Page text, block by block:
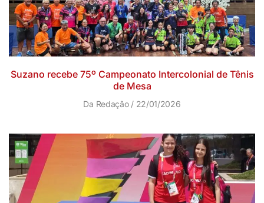
Suzano recebe 75º Campeonato Intercolonial de Tênis
de Mesa
Da Redação 22/01/2026